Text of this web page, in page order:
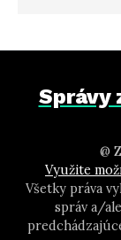
Správy
@
Využite
Všetky práva
správ a/